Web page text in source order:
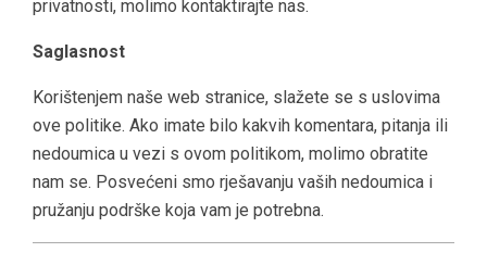
privatnosti, molimo kontaktirajte nas.
Saglasnost
Korištenjem naše web stranice, slažete se s uslovima
ove politike. Ako imate bilo kakvih komentara, pitanja ili
nedoumica u vezi s ovom politikom, molimo obratite
nam se. Posvećeni smo rješavanju vaših nedoumica i
pružanju podrške koja vam je potrebna.